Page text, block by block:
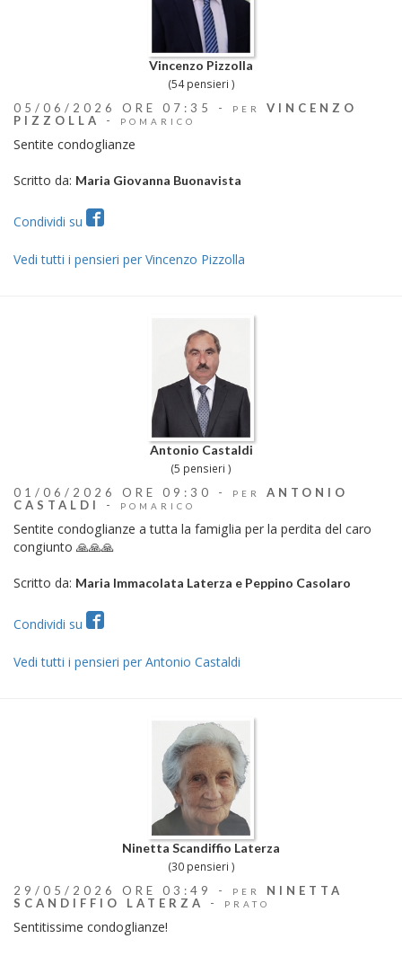
Vincenzo Pizzolla
(54 pensieri )
05/06/2026 ORE 07:35 - PER
VINCENZO
PIZZOLLA
- POMARICO
Sentite condoglianze
Scritto da: Maria Giovanna Buonavista
Condividi su
Vedi tutti i pensieri per Vincenzo Pizzolla
Antonio Castaldi
(5 pensieri )
01/06/2026 ORE 09:30 - PER
ANTONIO
CASTALDI
- POMARICO
Sentite condoglianze a tutta la famiglia per la perdita del caro
congiunto 🙏🙏🙏
Scritto da: Maria Immacolata Laterza e Peppino Casolaro
Condividi su
Vedi tutti i pensieri per Antonio Castaldi
Ninetta Scandiffio Laterza
(30 pensieri )
29/05/2026 ORE 03:49 - PER
NINETTA
SCANDIFFIO LATERZA
- PRATO
Sentitissime condoglianze!